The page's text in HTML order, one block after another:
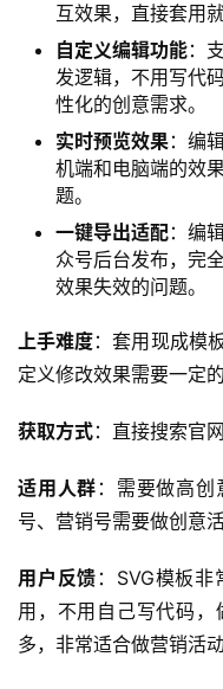
互效果，直接套用就
自定义编辑功能：
发逻辑，不用写代
性化的创意需求。
实时预览效果：编
机端和电脑端的效
题。
一键导出适配：编
众号后台发布，完
效果失效的问题。
上手难度：套用现成模
定义修改效果需要一定
获取方式：直接搜索官
适用人群 ：需要做高
号、营销号需要做创意
用户反馈 ：SVG模板
用，不用自己写代码
多，非常适合做营销活动